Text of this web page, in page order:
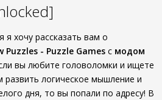
я хочу рассказать вам о
Puzzles - Puzzle Games с модом
вы любите головоломки и ищете
логическое мышление и
дня, то вы попали по адресу! В